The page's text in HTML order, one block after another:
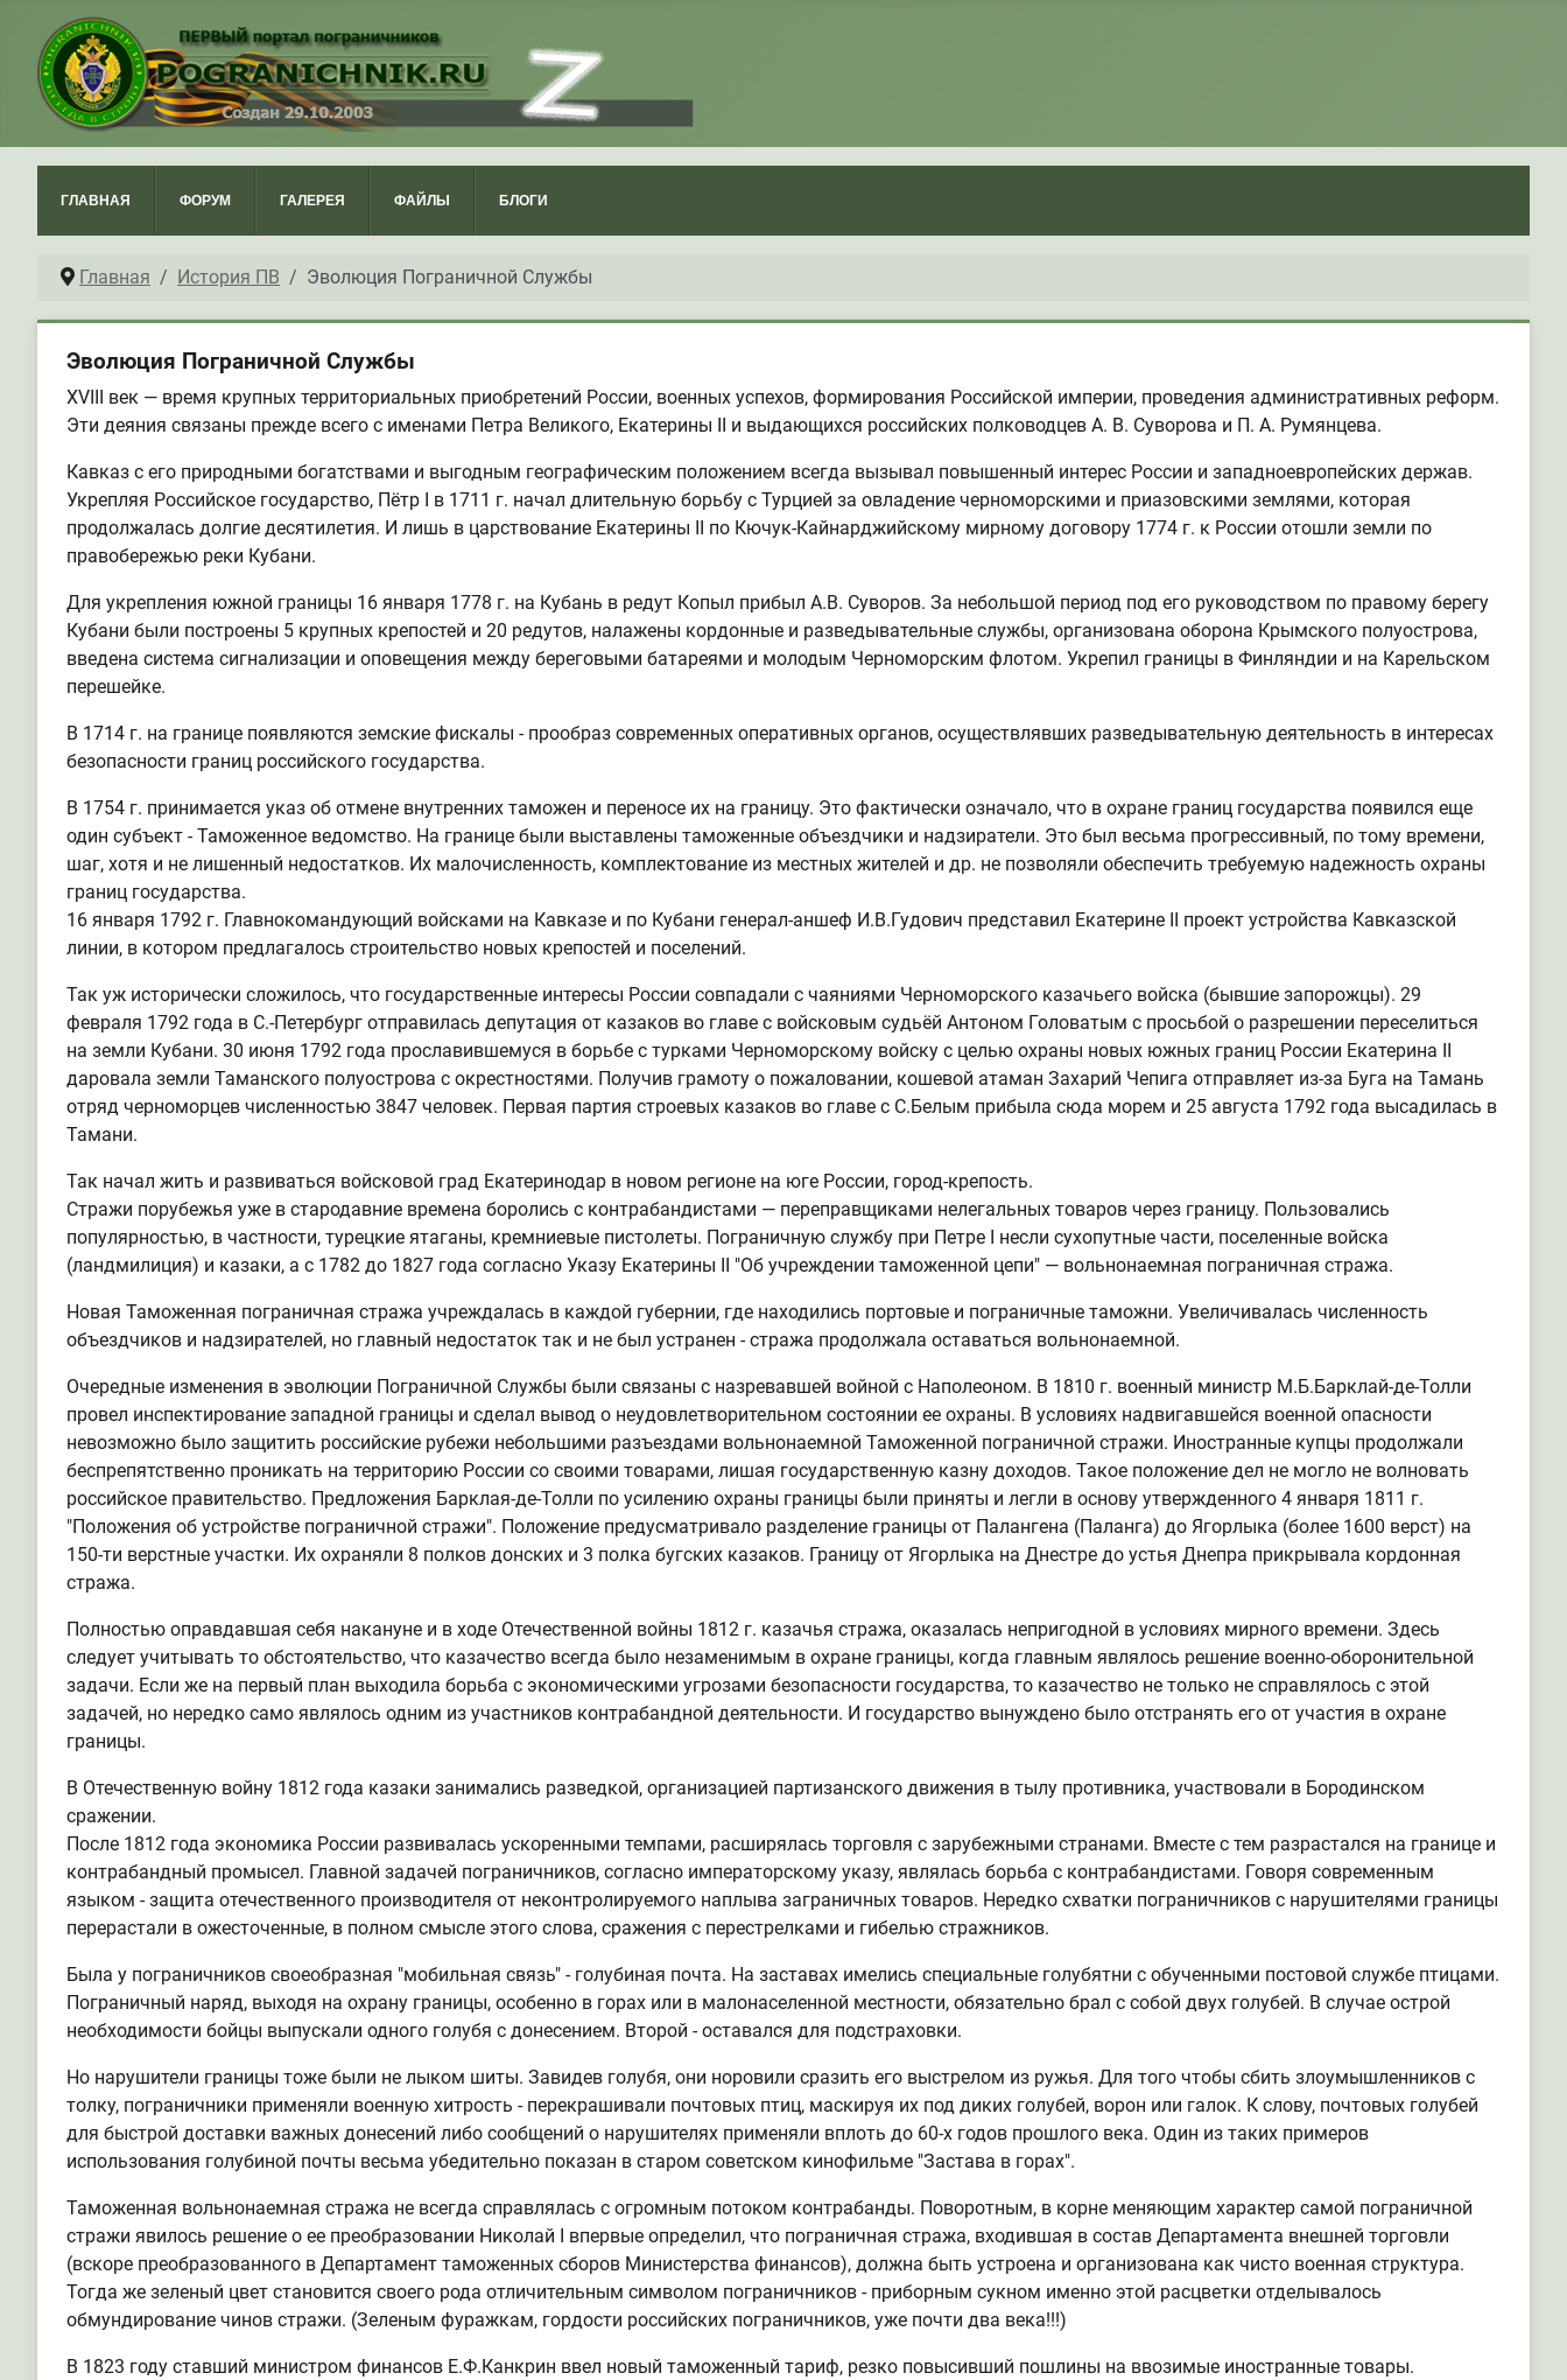
ГЛАВНАЯ ФОРУМ ГАЛЕРЕЯ ФАЙЛЫ БЛОГИ
Главная История ПВ Эволюция Пограничной Службы
Эволюция Пограничной Службы
XVIII век — время крупных территориальных приобретений России, военных успехов, формирования Российской империи, проведения административных реформ.
Эти деяния связаны прежде всего с именами Петра Великого, Екатерины II и выдающихся российских полководцев А. В. Суворова и П. А. Румянцева.
Кавказ с его природными богатствами и выгодным географическим положением всегда вызывал повышенный интерес России и западноевропейских держав.
Укрепляя Российское государство, Пётр I в 1711 г. начал длительную борьбу с Турцией за овладение черноморскими и приазовскими землями, которая
продолжалась долгие десятилетия. И лишь в царствование Екатерины II по Кючук-Кайнарджийскому мирному договору 1774 г. к России отошли земли по
правобережью реки Кубани.
Для укрепления южной границы 16 января 1778 г. на Кубань в редут Копыл прибыл А.В. Суворов. За небольшой период под его руководством по правому берегу
Кубани были построены 5 крупных крепостей и 20 редутов, налажены кордонные и разведывательные службы, организована оборона Крымского полуострова,
введена система сигнализации и оповещения между береговыми батареями и молодым Черноморским флотом. Укрепил границы в Финляндии и на Карельском
перешейке.
В 1714 г. на границе появляются земские фискалы - прообраз современных оперативных органов, осуществлявших разведывательную деятельность в интересах
безопасности границ российского государства.
В 1754 г. принимается указ об отмене внутренних таможен и переносе их на границу. Это фактически означало, что в охране границ государства появился еще
один субъект - Таможенное ведомство. На границе были выставлены таможенные объездчики и надзиратели. Это был весьма прогрессивный, по тому времени,
шаг, хотя и не лишенный недостатков. Их малочисленность, комплектование из местных жителей и др. не позволяли обеспечить требуемую надежность охраны
границ государства.
16 января 1792 г. Главнокомандующий войсками на Кавказе и по Кубани генерал-аншеф И.В.Гудович представил Екатерине II проект устройства Кавказской
линии, в котором предлагалось строительство новых крепостей и поселений.
Так уж исторически сложилось, что государственные интересы России совпадали с чаяниями Черноморского казачьего войска (бывшие запорожцы). 29
февраля 1792 года в С.-Петербург отправилась депутация от казаков во главе с войсковым судьёй Антоном Головатым с просьбой о разрешении переселиться
на земли Кубани. 30 июня 1792 года прославившемуся в борьбе с турками Черноморскому войску с целью охраны новых южных границ России Екатерина II
даровала земли Таманского полуострова с окрестностями. Получив грамоту о пожаловании, кошевой атаман Захарий Чепига отправляет из-за Буга на Тамань
отряд черноморцев численностью 3847 человек. Первая партия строевых казаков во главе с С.Белым прибыла сюда морем и 25 августа 1792 года высадилась в
Тамани.
Так начал жить и развиваться войсковой град Екатеринодар в новом регионе на юге России, город-крепость.
Стражи порубежья уже в стародавние времена боролись с контрабандистами — переправщиками нелегальных товаров через границу. Пользовались
популярностью, в частности, турецкие ятаганы, кремниевые пистолеты. Пограничную службу при Петре I несли сухопутные части, поселенные войска
(ландмилиция) и казаки, а с 1782 до 1827 года согласно Указу Екатерины II "Об учреждении таможенной цепи" — вольнонаемная пограничная стража.
Новая Таможенная пограничная стража учреждалась в каждой губернии, где находились портовые и пограничные таможни. Увеличивалась численность
объездчиков и надзирателей, но главный недостаток так и не был устранен - стража продолжала оставаться вольнонаемной.
Очередные изменения в эволюции Пограничной Службы были связаны с назревавшей войной с Наполеоном. В 1810 г. военный министр М.Б.Барклай-де-Толли
провел инспектирование западной границы и сделал вывод о неудовлетворительном состоянии ее охраны. В условиях надвигавшейся военной опасности
невозможно было защитить российские рубежи небольшими разъездами вольнонаемной Таможенной пограничной стражи. Иностранные купцы продолжали
беспрепятственно проникать на территорию России со своими товарами, лишая государственную казну доходов. Такое положение дел не могло не волновать
российское правительство. Предложения Барклая-де-Толли по усилению охраны границы были приняты и легли в основу утвержденного 4 января 1811 г.
"Положения об устройстве пограничной стражи". Положение предусматривало разделение границы от Палангена (Паланга) до Ягорлыка (более 1600 верст) на
150-ти верстные участки. Их охраняли 8 полков донских и 3 полка бугских казаков. Границу от Ягорлыка на Днестре до устья Днепра прикрывала кордонная
стража.
Полностью оправдавшая себя накануне и в ходе Отечественной войны 1812 г. казачья стража, оказалась непригодной в условиях мирного времени. Здесь
следует учитывать то обстоятельство, что казачество всегда было незаменимым в охране границы, когда главным являлось решение военно-оборонительной
задачи. Если же на первый план выходила борьба с экономическими угрозами безопасности государства, то казачество не только не справлялось с этой
задачей, но нередко само являлось одним из участников контрабандной деятельности. И государство вынуждено было отстранять его от участия в охране
границы.
В Отечественную войну 1812 года казаки занимались разведкой, организацией партизанского движения в тылу противника, участвовали в Бородинском
сражении.
После 1812 года экономика России развивалась ускоренными темпами, расширялась торговля с зарубежными странами. Вместе с тем разрастался на границе и
контрабандный промысел. Главной задачей пограничников, согласно императорскому указу, являлась борьба с контрабандистами. Говоря современным
языком - защита отечественного производителя от неконтролируемого наплыва заграничных товаров. Нередко схватки пограничников с нарушителями границы
перерастали в ожесточенные, в полном смысле этого слова, сражения с перестрелками и гибелью стражников.
Была у пограничников своеобразная "мобильная связь" - голубиная почта. На заставах имелись специальные голубятни с обученными постовой службе птицами.
Пограничный наряд, выходя на охрану границы, особенно в горах или в малонаселенной местности, обязательно брал с собой двух голубей. В случае острой
необходимости бойцы выпускали одного голубя с донесением. Второй - оставался для подстраховки.
Но нарушители границы тоже были не лыком шиты. Завидев голубя, они норовили сразить его выстрелом из ружья. Для того чтобы сбить злоумышленников с
толку, пограничники применяли военную хитрость - перекрашивали почтовых птиц, маскируя их под диких голубей, ворон или галок. К слову, почтовых голубей
для быстрой доставки важных донесений либо сообщений о нарушителях применяли вплоть до 60-х годов прошлого века. Один из таких примеров
использования голубиной почты весьма убедительно показан в старом советском кинофильме "Застава в горах".
Таможенная вольнонаемная стража не всегда справлялась с огромным потоком контрабанды. Поворотным, в корне меняющим характер самой пограничной
стражи явилось решение о ее преобразовании Николай I впервые определил, что пограничная стража, входившая в состав Департамента внешней торговли
(вскоре преобразованного в Департамент таможенных сборов Министерства финансов), должна быть устроена и организована как чисто военная структура.
Тогда же зеленый цвет становится своего рода отличительным символом пограничников - приборным сукном именно этой расцветки отделывалось
обмундирование чинов стражи. (Зеленым фуражкам, гордости российских пограничников, уже почти два века!!!)
В 1823 году ставший министром финансов Е.Ф.Канкрин ввел новый таможенный тариф, резко повысивший пошлины на ввозимые иностранные товары.